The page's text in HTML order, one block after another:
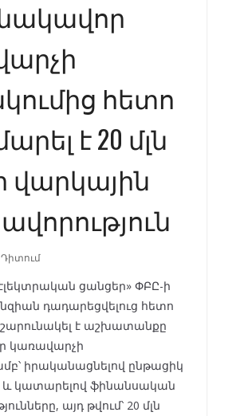
հետո
է 20 մլն
վարկային
Դիտում
ցանցեր» ՓԲԸ-ի
դադարեցվելուց հետո
շարունակել է աշխատանքը
կառավարչի
իրականացնելով ընթացիկ
և կատարելով ֆինանսական
այդ թվում՝ 20 մլն